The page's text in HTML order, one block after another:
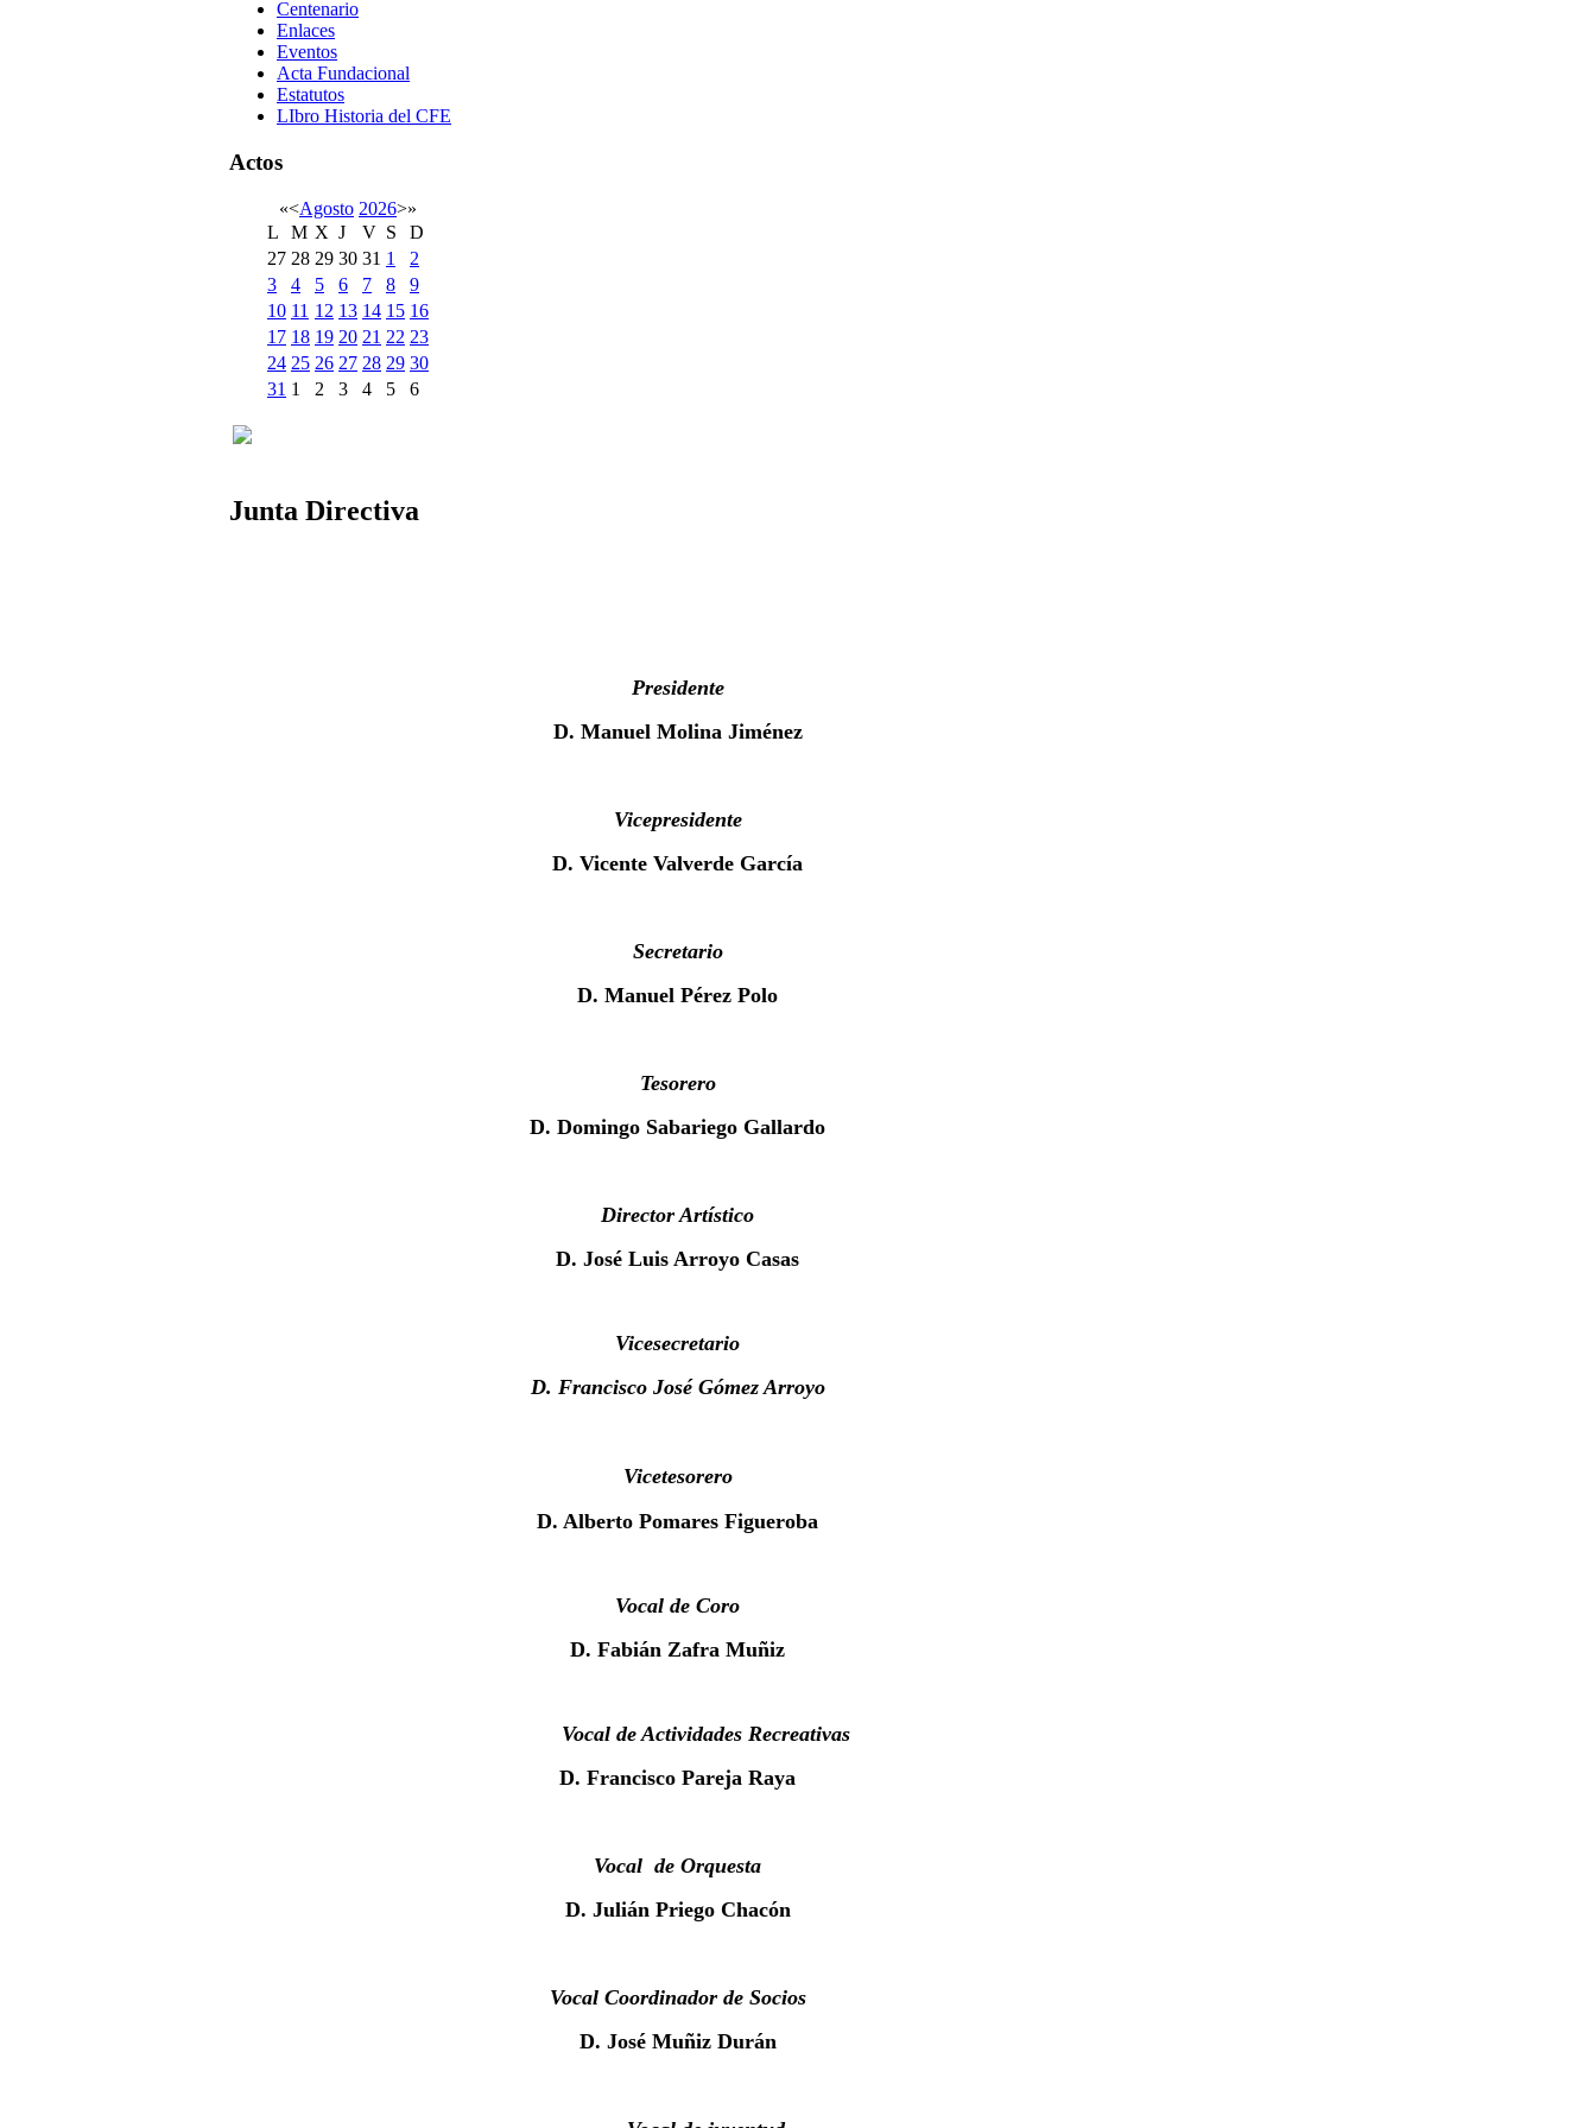
Centenario
Enlaces
Eventos
Acta Fundacional
Estatutos
LIbro Historia del CFE
Actos
«<Agosto 2026>»
L
M X J V S
D
27 28 29 30 31 1
2
3
4 5 6 7 8
9
10 11 12 13 14 15 16
17 18 19 20 21 22 23
24 25 26 27 28 29 30
31 1 2 3 4 5 6
Junta Directiva
Presidente
D. Manuel Molina Jiménez
Vicepresidente
D. Vicente Valverde García
Secretario
D. Manuel Pérez Polo
Tesorero
D. Domingo Sabariego Gallardo
Director Artístico
D. José Luis Arroyo Casas
Vicesecretario
D. Francisco José Gómez Arroyo
Vicetesorero
D. Alberto Pomares Figueroba
Vocal de Coro
D. Fabián Zafra Muñiz
Vocal de Actividades Recreativas
D. Francisco Pareja Raya
Vocal de Orquesta
D. Julián Priego Chacón
Vocal Coordinador de Socios
D. José Muñiz Durán